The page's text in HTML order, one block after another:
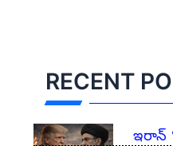
RECENT
ఇరాన్